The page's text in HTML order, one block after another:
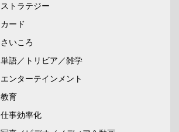
ストラテジー
カード
さいころ
単語／トリビア／雑学
エンターテインメント
教育
仕事効率化